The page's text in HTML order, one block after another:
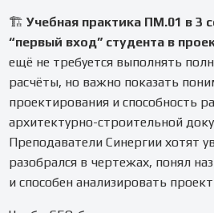
🏗️Учебная практика ПМ.01 в 3
“первый вход” студента в
ещё не требуется выполнять
расчёты, но важно показать
проектирования и способность
архитектурно-строительной
Преподаватели Синергии хотят
разобрался в чертежах, понял
и способен анализировать